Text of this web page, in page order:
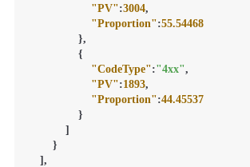
"PV":3004,
"Proportion":55.54468
},
{
"CodeType":"4xx",
"PV":1893,
"Proportion":44.45537
}
]
}
] ,